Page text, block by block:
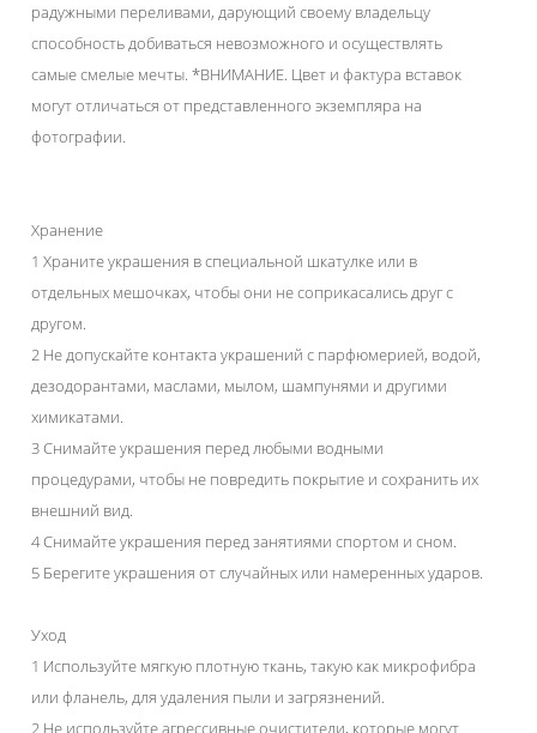
радужными переливами, дарующий своему владельцу
способность добиваться невозможного и осуществлять
самые смелые мечты. *ВНИМАНИЕ. Цвет и фактура вставок
могут отличаться от представленного экземпляра на
фотографии.
Хранение
1 Храните украшения в специальной шкатулке или в
отдельных мешочках, чтобы они не соприкасались друг с
другом.
2 Не допускайте контакта украшений с парфюмерией, водой,
дезодорантами, маслами, мылом, шампунями и другими
химикатами.
3 Снимайте украшения перед любыми водными
процедурами, чтобы не повредить покрытие и сохранить их
внешний вид.
4 Снимайте украшения перед занятиями спортом и сном.
5 Берегите украшения от случайных или намеренных ударов.
Уход
1 Используйте мягкую плотную ткань, такую как микрофибра
или фланель, для удаления пыли и загрязнений.
2 Не используйте агрессивные очистители, которые могут